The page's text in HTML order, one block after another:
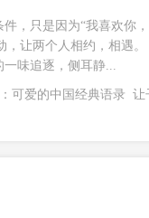
，只是因为“我喜欢你
让两个人相约，相遇
味追逐，侧耳静...
可爱的中国经典语录 让